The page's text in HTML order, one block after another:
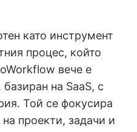
като инструмент
процес, който
вече е
на SaaS, с
Той се фокусира
проекти, задачи и